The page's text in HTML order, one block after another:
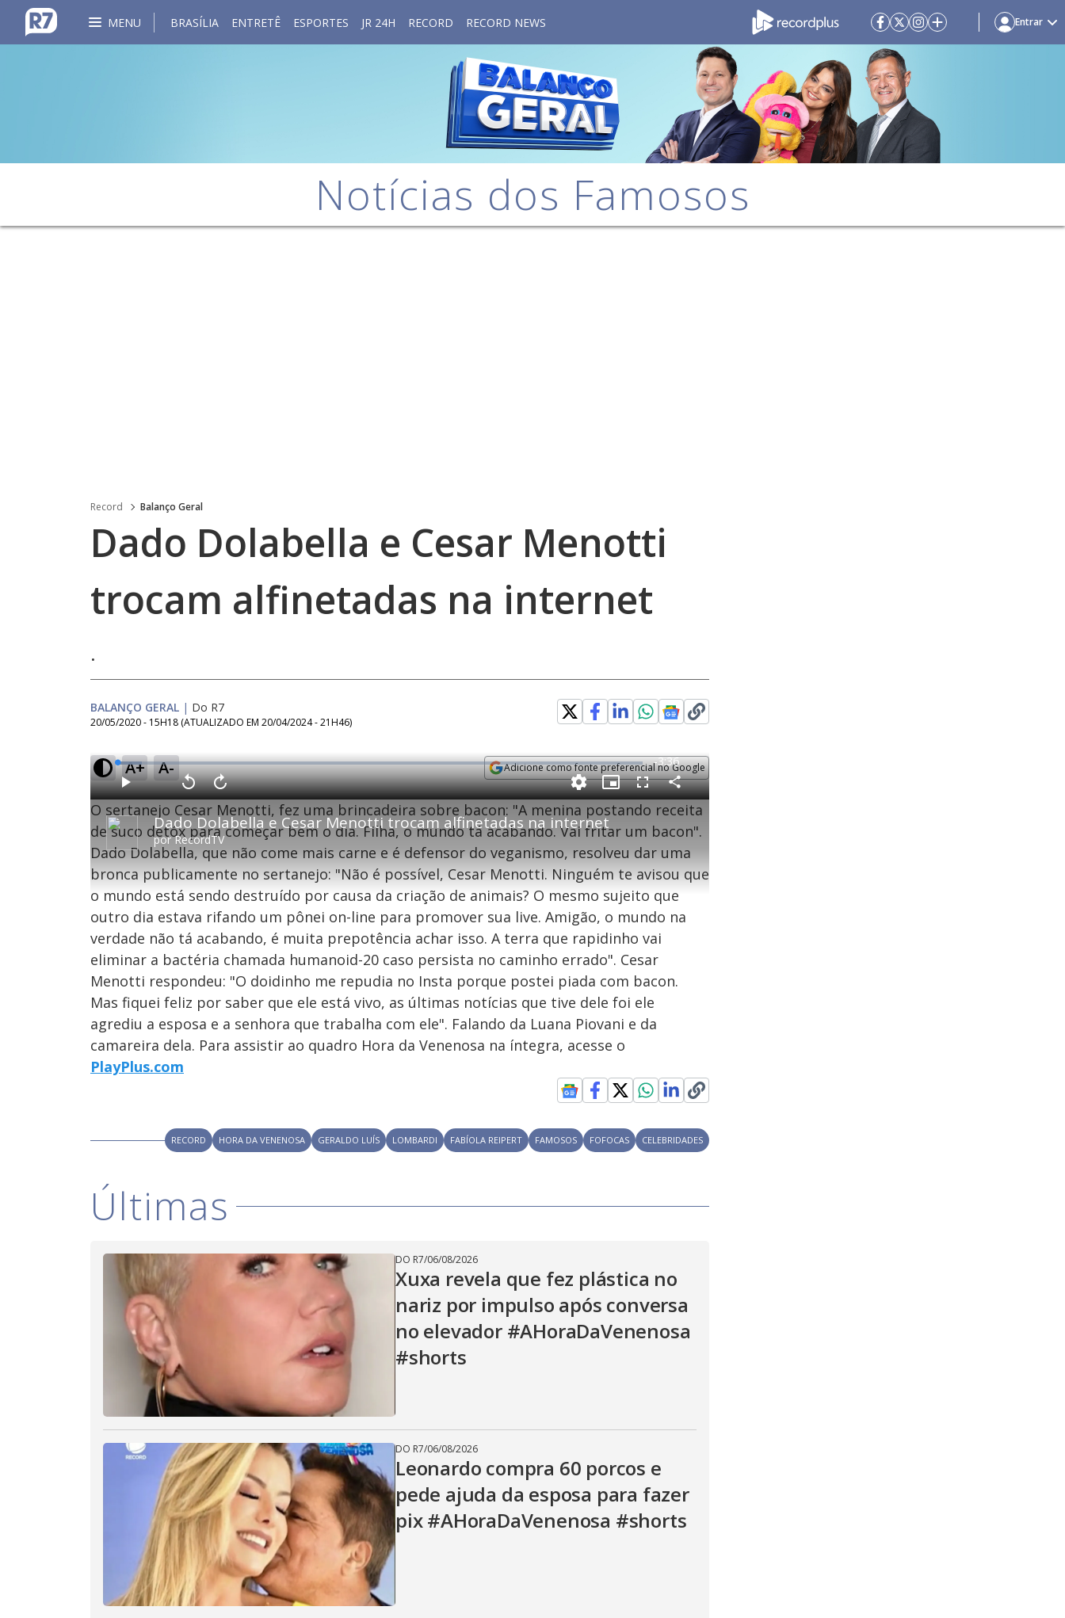
MENU BRASÍLIA ENTRETÊ ESPORTES JR 24H RECORD RECORD NEWS Entrar
Notícias dos Famosos
Record Balanço Geral
Dado Dolabella e Cesar Menotti
trocam alfinetadas na internet
.
BALANÇO GERAL | Do R7
20/05/2020 - 15H18 (ATUALIZADO EM 20/04/2024 - 21H46)
A+ A- Adicione como fonte preferencial no Google
Opens in new window
P
l
a
y
i
d
e
o
Dado Dolabella e Cesar Menotti trocam alfinetadas na internet
porRecordTV
P
l
a
y
V
o
l
t
a
1
0
s
g
u
d
s
A
v
a
n
ç
a
r
1
0
e
g
u
n
o
s
M
u
o
L
o
a
d
e
d
:
.
6
%
R
e
m
a
i
n
i
n
g
T
i
m
e
-3:36
e
l
c
d
a
e
P
i
c
t
u
r
-
i
-
P
c
u
r
F
u
l
l
s
c
e
e
C
o
m
p
r
i
l
a
r
O sertanejo Cesar Menotti, fez uma brincadeira sobre bacon: "A menina postando receita
de suco detóx para começar bem o dia. Filha, o mundo tá acabando. Vai fritar um bacon".
Dado Dolabella, que não come mais carne e é defensor do veganismo, resolveu dar uma
bronca publicamente no sertanejo: "Não é possível, Cesar Menotti. Ninguém te avisou que
o mundo está sendo destruído por causa da criação de animais? O mesmo sujeito que
outro dia estava rifando um pônei on-line para promover sua live. Amigão, o mundo na
verdade não tá acabando, é muita prepotência achar isso. A terra que rapidinho vai
eliminar a bactéria chamada humanoid-20 caso persista no caminho errado". Cesar
Menotti respondeu: "O doidinho me repudia no Insta porque postei piada com bacon.
Mas fiquei feliz por saber que ele está vivo, as últimas notícias que tive dele foi ele
agrediu a esposa e a senhora que trabalha com ele". Falando da Luana Piovani e da
camareira dela. Para assistir ao quadro Hora da Venenosa na íntegra, acesse o
PlayPlus.com
RECORD HORA DA VENENOSA GERALDO LUÍS LOMBARDI FABÍOLA REIPERT FAMOSOS FOFOCAS CELEBRIDADES
Últimas
DO R7/06/08/2026
Xuxa revela que fez plástica no
nariz por impulso após conversa
no elevador #AHoraDaVenenosa
#shorts
DO R7/06/08/2026
Leonardo compra 60 porcos e
pede ajuda da esposa para fazer
pix #AHoraDaVenenosa #shorts